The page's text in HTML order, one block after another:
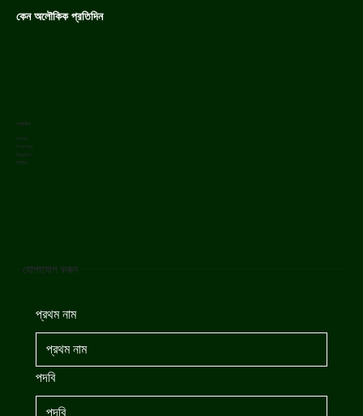
যোগাযোগ করুন
প্রথম নাম
পদবি
কেন অলৌকিক প্রতিদিন
সামাজিক
ফেসবুক
ইনস্টাগ্রাম
লিঙ্কডইন
ইউটিউব